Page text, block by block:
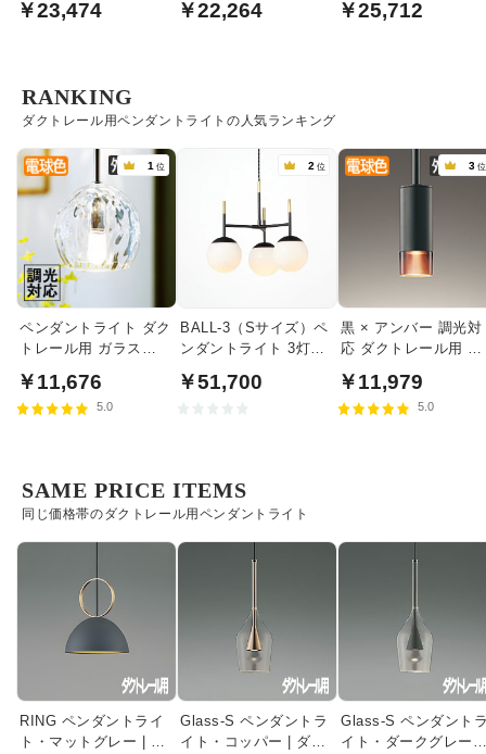
ール用
￥23,474 ￥22,264
ール専用
￥25,712
ダクトレール用ペンダントライトの人気ランキング
RANKING
1 位
ペンダントライト ダク
トレール用 ガラス
￥11,676
5.0
2 位
BALL-3（Sサイズ）ペ
ンダントライト 3灯｜
￥51,700
3 位
黒 × アンバー 調光対
応 ダクトレール用 ペ
￥11,979
5.0
同じ価格帯のダクトレール用ペンダントライト
SAME PRICE ITEMS
RING ペンダントライ
ト・マットグレー | ダ
Glass-S ペンダントラ
イト・コッパー | ダク
Glass-S ペンダント
イト・ダークグレー